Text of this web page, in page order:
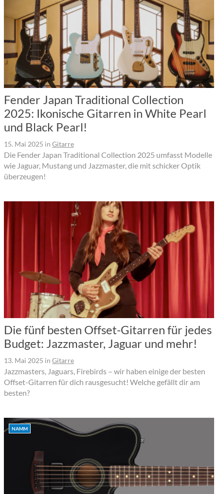
Fender Japan Traditional Collection
2025: Ikonische Gitarren in White Pearl
und Black Pearl!
15. Mai 2025 in Gitarre
Die Fender Japan Traditional Collection 2025 umfasst Modelle
wie Jaguar, Mustang und Jazzmaster, die mit schicker Optik
überzeugen!
Die fünf besten Offset-Gitarren für jedes
Budget: Jazzmaster, Jaguar und mehr!
13. Mai 2025 in Gitarre
Jazzmasters, Jaguars, Firebirds – wir haben einige der besten
Offset-Gitarren für dich rausgesucht! Welche gefällt dir am
besten?
NAMM